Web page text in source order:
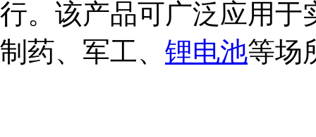
行。该产品可广泛应用于
制药、军工、 锂电池等场